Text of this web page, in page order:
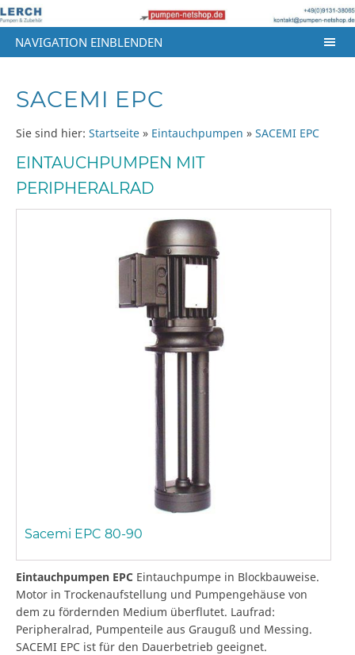
NAVIGATION EINBLENDEN
SACEMI EPC
Sie sind hier: Startseite » Eintauchpumpen » SACEMI EPC
EINTAUCHPUMPEN MIT
PERIPHERALRAD
Sacemi EPC 80-90
Eintauchpumpen EPC Eintauchpumpe in Blockbauweise.
Motor in Trockenaufstellung und Pumpengehäuse von
dem zu fördernden Medium überflutet. Laufrad:
Peripheralrad, Pumpenteile aus Grauguß und Messing.
SACEMI EPC ist für den Dauerbetrieb geeignet.